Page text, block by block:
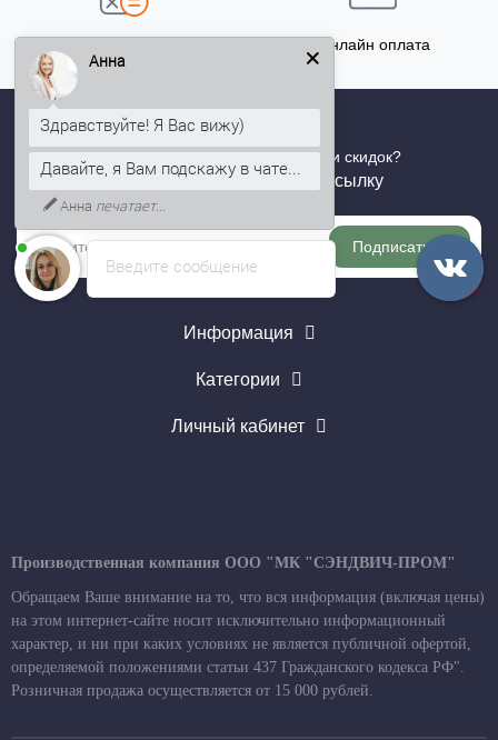
Онлайн оплата
Хотите быть в курсе всех акций и скидок?
Подпишитесь на нашу рассылку
Подписаться
Информация
Категории
Личный кабинет
Производственная компания ООО "МК "СЭНДВИЧ-ПРОМ"
Обращаем Ваше внимание на то, что вся информация (включая цены)
на этом интернет-сайте носит исключительно информационный
характер, и ни при каких условиях не является публичной офертой,
определяемой положениями статьи 437 Гражданского кодекса РФ".
Розничная продажа осуществляется от 15 000 рублей.
Введите сообщение
Анна
Здравствуйте! Я Вас вижу)
Давайте, я Вам подскажу в чате...
Анна печатает...